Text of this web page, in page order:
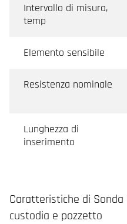
Intervallo di misura,
temp
Elemento sensibile
Resistenza nominale
Lunghezza di
inserimento
Caratteristiche di
custodia e pozzetto